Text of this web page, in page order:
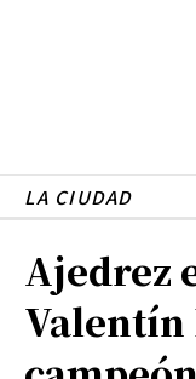
LA CIUDAD
Ajedrez
Valentín